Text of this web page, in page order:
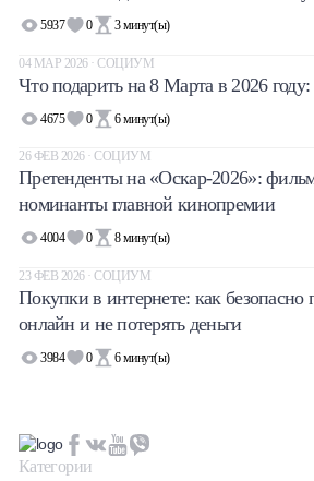
5937 0 3 минут(ы)
04 МАР 2026 · СОЦИУМ
Что подарить на 8 Марта в 2026
4675 0 6 минут(ы)
26 ФЕВ 2026 · СОЦИУМ
Претенденты на «Оскар-2026»:
номинанты главной кинопремии
4004 0 8 минут(ы)
23 ФЕВ 2026 · СОЦИУМ
Покупки в интернете: как безопасно
онлайн и не потерять деньги
3984 0 6 минут(ы)
Категории